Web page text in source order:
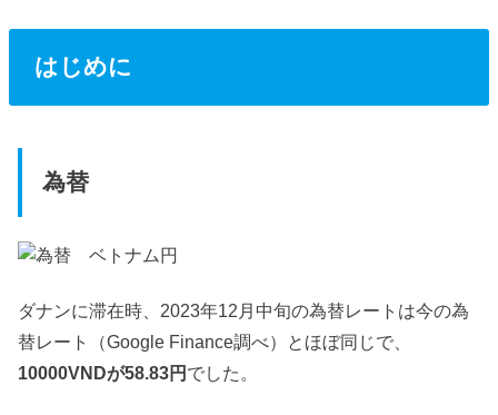
はじめに
為替
ダナンに滞在時、2023年12月中旬の為替レートは今の為
替レート（Google Finance調べ）とほぼ同じで、
10000VNDが58.83円 でした。